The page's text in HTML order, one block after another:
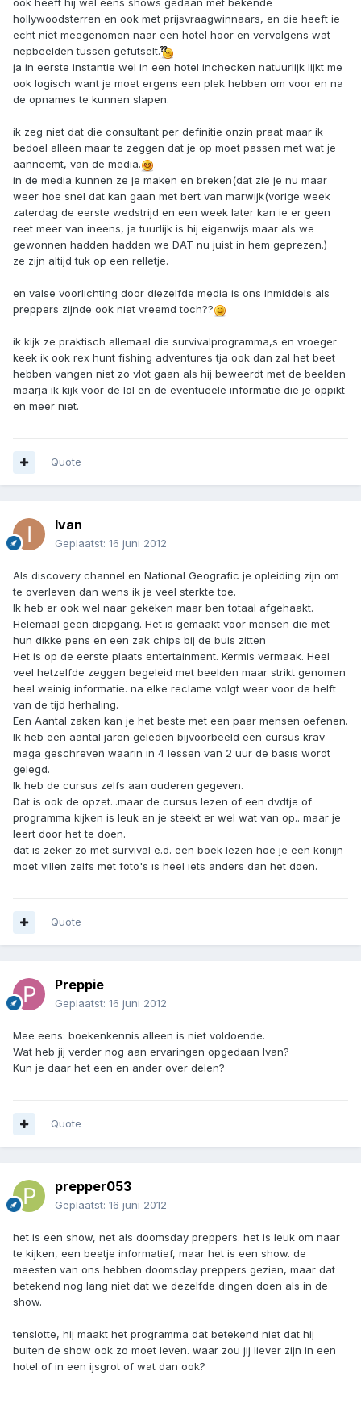
ook heeft hij wel eens shows gedaan met bekende
hollywoodsterren en ook met prijsvraagwinnaars, en die heeft ie
echt niet meegenomen naar een hotel hoor en vervolgens wat
nepbeelden tussen gefutselt.
ja in eerste instantie wel in een hotel inchecken natuurlijk lijkt me
ook logisch want je moet ergens een plek hebben om voor en na
de opnames te kunnen slapen.
ik zeg niet dat die consultant per definitie onzin praat maar ik
bedoel alleen maar te zeggen dat je op moet passen met wat je
aanneemt, van de media.
in de media kunnen ze je maken en breken(dat zie je nu maar
weer hoe snel dat kan gaan met bert van marwijk(vorige week
zaterdag de eerste wedstrijd en een week later kan ie er geen
reet meer van ineens, ja tuurlijk is hij eigenwijs maar als we
gewonnen hadden hadden we DAT nu juist in hem geprezen.)
ze zijn altijd tuk op een relletje.
en valse voorlichting door diezelfde media is ons inmiddels als
preppers zijnde ook niet vreemd toch??
ik kijk ze praktisch allemaal die survivalprogramma,s en vroeger
keek ik ook rex hunt fishing adventures tja ook dan zal het beet
hebben vangen niet zo vlot gaan als hij beweerdt met de beelden
maarja ik kijk voor de lol en de eventueele informatie die je oppikt
en meer niet.
Quote
Ivan
Geplaatst: 16 juni 2012
Als discovery channel en National Geografic je opleiding zijn om
te overleven dan wens ik je veel sterkte toe.
Ik heb er ook wel naar gekeken maar ben totaal afgehaakt.
Helemaal geen diepgang. Het is gemaakt voor mensen die met
hun dikke pens en een zak chips bij de buis zitten
Het is op de eerste plaats entertainment. Kermis vermaak. Heel
veel hetzelfde zeggen begeleid met beelden maar strikt genomen
heel weinig informatie. na elke reclame volgt weer voor de helft
van de tijd herhaling.
Een Aantal zaken kan je het beste met een paar mensen oefenen.
Ik heb een aantal jaren geleden bijvoorbeeld een cursus krav
maga geschreven waarin in 4 lessen van 2 uur de basis wordt
gelegd.
Ik heb de cursus zelfs aan ouderen gegeven.
Dat is ook de opzet...maar de cursus lezen of een dvdtje of
programma kijken is leuk en je steekt er wel wat van op.. maar je
leert door het te doen.
dat is zeker zo met survival e.d. een boek lezen hoe je een konijn
moet villen zelfs met foto's is heel iets anders dan het doen.
Quote
Preppie
Geplaatst: 16 juni 2012
Mee eens: boekenkennis alleen is niet voldoende.
Wat heb jij verder nog aan ervaringen opgedaan Ivan?
Kun je daar het een en ander over delen?
Quote
prepper053
Geplaatst: 16 juni 2012
het is een show, net als doomsday preppers. het is leuk om naar
te kijken, een beetje informatief, maar het is een show. de
meesten van ons hebben doomsday preppers gezien, maar dat
betekend nog lang niet dat we dezelfde dingen doen als in de
show.
tenslotte, hij maakt het programma dat betekend niet dat hij
buiten de show ook zo moet leven. waar zou jij liever zijn in een
hotel of in een ijsgrot of wat dan ook?